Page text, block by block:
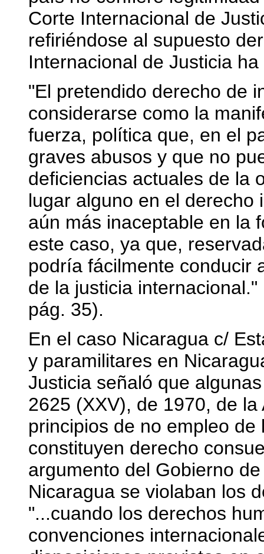
Corte Internacional de
refiriéndose al supuesto
Internacional de Justicia
"El pretendido derecho de
considerarse como la
fuerza, política que, en el
graves abusos y que no
deficiencias actuales de la
lugar alguno en el derecho
aún más inaceptable en la
este caso, ya que,
podría fácilmente conducir
de la justicia
pág. 35).
En el caso Nicaragua c/
y paramilitares en
Justicia señaló que
2625 (XXV), de 1970, de
principios de no empleo
constituyen derecho
argumento del Gobierno
Nicaragua se violaban los
"...cuando los derechos
convenciones